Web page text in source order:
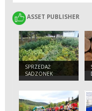
ASSET PUBLISHER
ASSET PUBLISHER
SPRZEDAŻ
SADZONEK